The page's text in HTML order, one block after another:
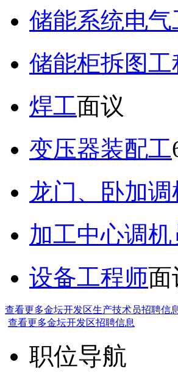
储能系统电气
储能柜拆图工
焊工面议
变压器装配工
龙门、卧加
加工中心调机
设备工程师面
查看更多金坛开发区生产技术员招聘信
查看更多金坛开发区招聘信息
职位导航